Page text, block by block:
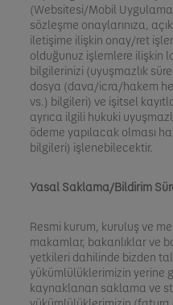
(Websitesi/Mobil
sözleşme onaylarınıza,
iletişime ilişkin onay/ret
olduğunuz işlemlere ilişkin
bilgilerinizi (uyuşmazlık
dosya (dava/icra/hakem
vs.) bilgileri) ve işitsel
ayrıca ilgili hukuki
ödeme yapılacak olması
bilgileri) işlenebilecektir.
Yasal Saklama/Bildirim
Resmi kurum, kuruluş ve
makamlar, bakanlıklar ve
yetkileri dahilinde bizden
yükümlülüklerimizin yerine
kaynaklanan saklama ve